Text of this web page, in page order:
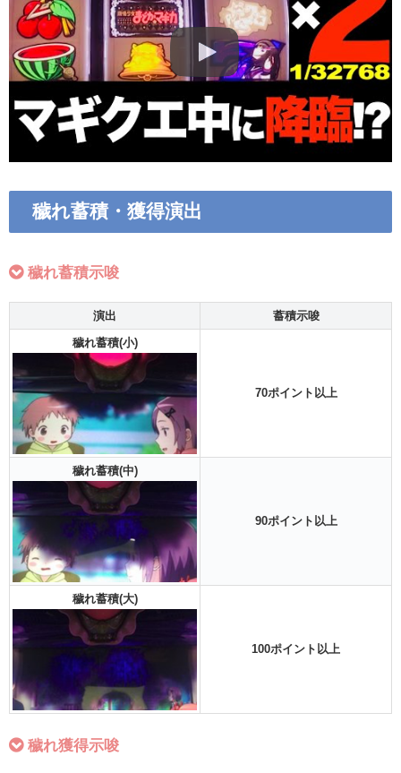
穢れ蓄積・獲得演出
穢れ蓄積示唆
演出
蓄積示唆
穢れ蓄積(小)
70ポイント以上
穢れ蓄積(中)
90ポイント以上
穢れ蓄積(大)
100ポイント以上
穢れ獲得示唆